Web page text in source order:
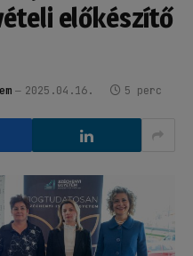
előkészítő
2025.04.16. 5 perc